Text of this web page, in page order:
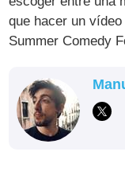
que hacer un
Summer Comedy